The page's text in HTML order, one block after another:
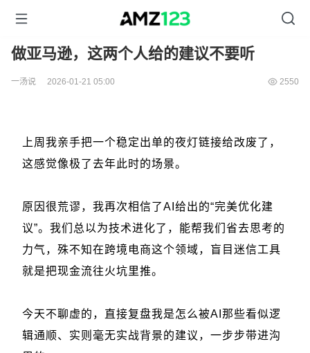
做亚马逊，这两个人给的建议不要听
一汤说 2026-01-21 05:00 2550
上周我亲手把一个稳定出单的夜灯链接给改废了，
这感觉像极了去年此时的场景。
原因很荒谬，我再次相信了AI给出的“完美优化建
议”。我们总以为技术进化了，能帮我们省去思考的
力气，殊不知在跨境电商这个领域，盲目迷信工具
就是把现金流往火坑里推。
今天不聊虚的，直接复盘我是怎么被AI那些看似逻
辑通顺、实则毫无实战背景的建议，一步步带进沟